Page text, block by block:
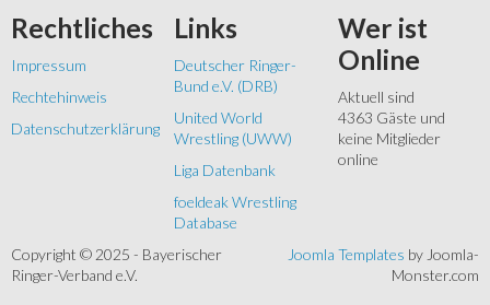
Rechtliches
Impressum
Rechtehinweis
Datenschutzerklärung
Links
Deutscher Ringer-
Bund e.V. (DRB)
United World
Wrestling (UWW)
Liga Datenbank
foeldeak Wrestling
Database
Wer ist
Online
Aktuell sind
4363 Gäste und
keine Mitglieder
online
Copyright © 2025 - Bayerischer
Ringer-Verband e.V.
Joomla Templates by Joomla-
Monster.com